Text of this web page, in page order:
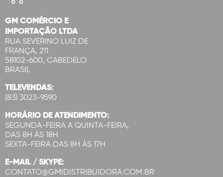
GM COMÉRCIO E
IMPORTAÇÃO LTDA
RUA SEVERINO LUIZ DE
FRANÇA, 211
58102-600, CABEDELO
BRASIL
TELEVENDAS:
(83) 3023-9590
HORÁRIO DE ATENDIMENTO:
SEGUNDA-FEIRA A QUINTA-FEIRA,
DAS 8H ÀS 18H
SEXTA-FEIRA DAS 8H ÀS 17H
E-MAIL / SKYPE:
CONTATO@GMIDISTRIBUIDORA.COM.BR